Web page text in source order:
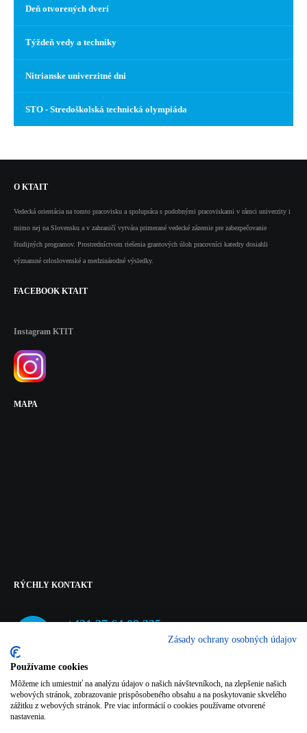
Deň otvorených dverí
Týždeň vedy a techniky
Nitrianske univerzitné dni
STO - Stredoškolská technická olympiáda
O KTAIT
Vedecká orientácia na tomto pracovisku a spolupráca s podobnými pracoviskami v rámci univerzity i
mimo nej na Slovensku a v zahraničí vytvára primerané vedecké zázemie pre zabezpečovanie
študijných programov. Prostredníctvom riešenia grantových úloh pracovníci katedry dosiahli
významné celoslovenské a medzinárodné výsledky.
FACEBOOK KTAIT
Instagram KTIT
MAPA
RÝCHLY KONTAKT
+421 37 64 08 335
Katedra techniky a informačných technológií
Pedagogická fakulta
Univerzita Konštantína Filozofa v Nitre
Dražovská cesta 4
Zásady ochrany osobných údajov
Používame cookies
Môžeme ich umiestniť na analýzu údajov o našich návštevníkoch, na zlepšenie našich
webových stránok, zobrazovanie prispôsobeného obsahu a na poskytovanie skvelého
zážitku z webových stránok. Pre viac informácií o cookies používame otvorené
nastavenia.